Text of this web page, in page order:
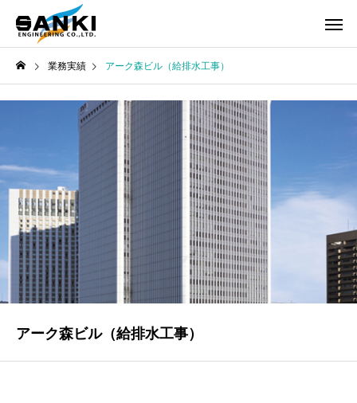
業務実績 アーク森ビル（給排水工事）
アーク森ビル（給排水工事）